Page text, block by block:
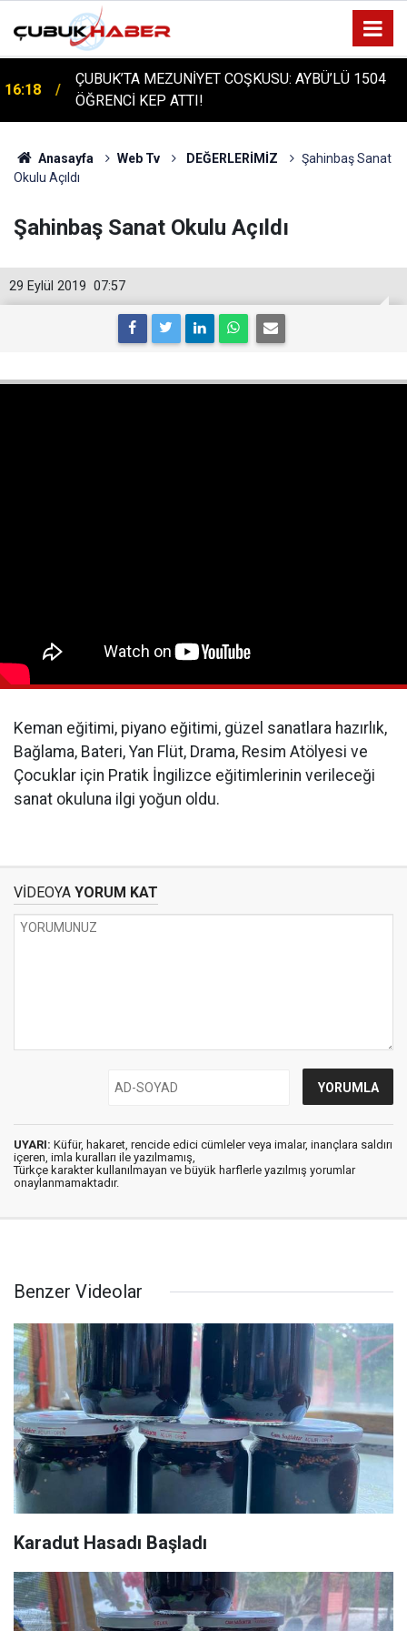
16:14
ÇUBUK'TA TARİHİ GÜN: PROTÜRK PLAZMA
FRAKSİNASYON TESİSİ'NİN TEMELİ ATILDI
Anasayfa Web Tv DEĞERLERİMİZ
Şahinbaş Sanat
Okulu Açıldı
Şahinbaş Sanat Okulu Açıldı
07:57
29 Eylül 2019
Keman eğitimi, piyano eğitimi, güzel sanatlara hazırlık,
Bağlama, Bateri, Yan Flüt, Drama, Resim Atölyesi ve
Çocuklar için Pratik İngilizce eğitimlerinin verileceği
sanat okuluna ilgi yoğun oldu.
VİDEOYA YORUM KAT
UYARI: Küfür, hakaret, rencide edici cümleler veya imalar, inançlara saldırı
içeren, imla kuralları ile yazılmamış,
Türkçe karakter kullanılmayan ve büyük harflerle yazılmış yorumlar
onaylanmamaktadır.
Benzer Videolar
Karadut Hasadı Başladı